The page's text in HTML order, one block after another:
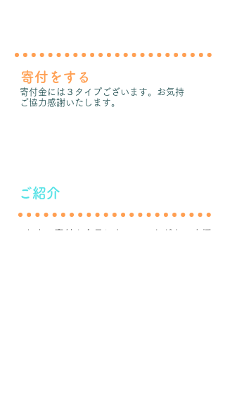
寄付をする
​寄付金には３タイプございます。お気持
ご協力感謝いたします。
​ご紹介